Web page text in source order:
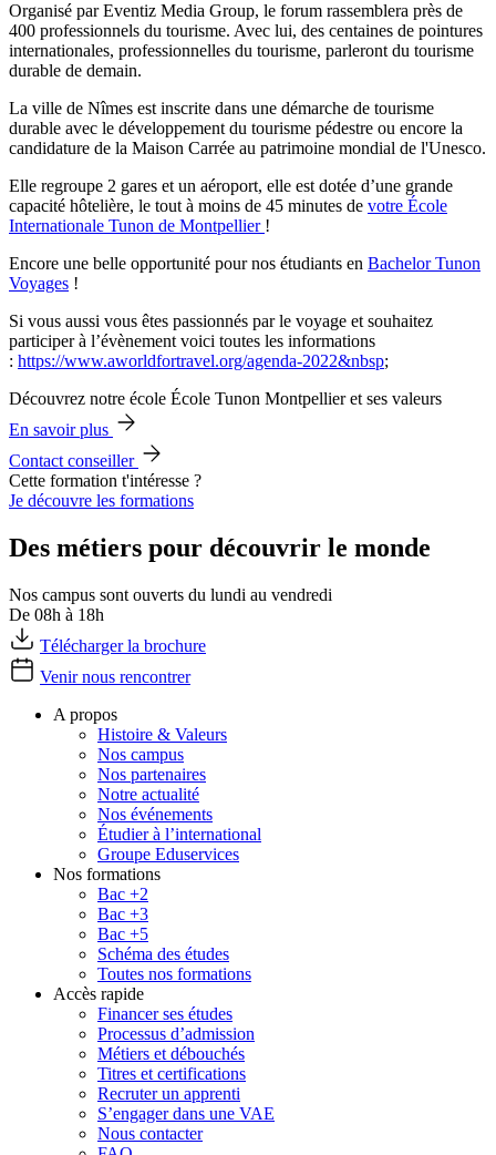
Organisé par Eventiz Media Group, le forum rassemblera près de
400 professionnels du tourisme. Avec lui, des centaines de pointures
internationales, professionnelles du tourisme, parleront du tourisme
durable de demain.
La ville de Nîmes est inscrite dans une démarche de tourisme
durable avec le développement du tourisme pédestre ou encore la
candidature de la Maison Carrée au patrimoine mondial de l'Unesco.
Elle regroupe 2 gares et un aéroport, elle est dotée d’une grande
capacité hôtelière, le tout à moins de 45 minutes de votre École
Internationale Tunon de Montpellier !
Encore une belle opportunité pour nos étudiants en Bachelor Tunon
Voyages !
Si vous aussi vous êtes passionnés par le voyage et souhaitez
participer à l’évènement voici toutes les informations
: https://www.aworldfortravel.org/agenda-2022&nbsp;
Découvrez notre école École Tunon Montpellier et ses valeurs
En savoir plus
Contact conseiller
Cette formation t'intéresse ?
Je découvre les formations
Des métiers pour découvrir le monde
Nos campus sont ouverts du lundi au vendredi
De 08h à 18h
Télécharger la brochure
Venir nous rencontrer
A propos
Histoire & Valeurs
Nos campus
Nos partenaires
Notre actualité
Nos événements
Étudier à l’international
Groupe Eduservices
Nos formations
Bac +2
Bac +3
Bac +5
Schéma des études
Toutes nos formations
Accès rapide
Financer ses études
Processus d’admission
Métiers et débouchés
Titres et certifications
Recruter un apprenti
S’engager dans une VAE
Nous contacter